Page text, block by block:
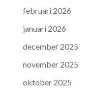
februari 2026
januari 2026
december 2025
november 2025
oktober 2025